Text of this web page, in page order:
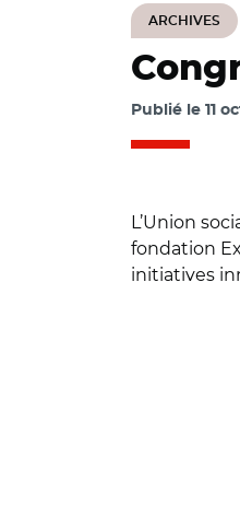
ARCHIVES
Publié le 11
L’Union
fondation
initiatives